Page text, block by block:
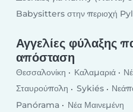
Babysitters στην περιοχή
Αγγελίες φύλαξης
απόσταση
Θεσσαλονίκη Καλαμαριά
Σταυρούπολη
Sykiés
Panórama
Νέα Μαινεμένη